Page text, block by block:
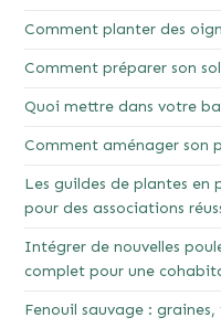
Comment planter des
Comment préparer son
Quoi mettre dans votre
Comment aménager son
Les guildes de plantes en
pour des associations
Intégrer de nouvelles
complet pour une
Fenouil sauvage :